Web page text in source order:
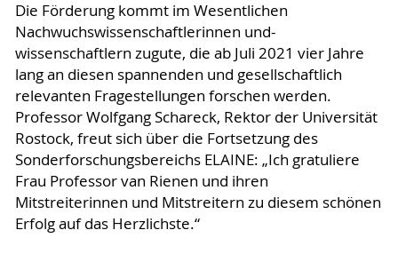
Die Förderung kommt im Wesentlichen
Nachwuchswissenschaftlerinnen und-
wissenschaftlern zugute, die ab Juli 2021 vier Jahre
lang an diesen spannenden und gesellschaftlich
relevanten Fragestellungen forschen werden.
Professor Wolfgang Schareck, Rektor der Universität
Rostock, freut sich über die Fortsetzung des
Sonderforschungsbereichs ELAINE: „Ich gratuliere
Frau Professor van Rienen und ihren
Mitstreiterinnen und Mitstreitern zu diesem schönen
Erfolg auf das Herzlichste.“